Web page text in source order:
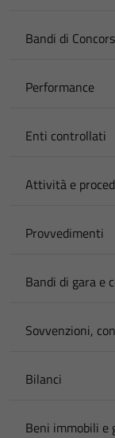
Bandi di
Performance
Enti controllati
Attività e
Provvedimenti
Bandi di gara e
Sovvenzioni,
Bilanci
Beni immobili e